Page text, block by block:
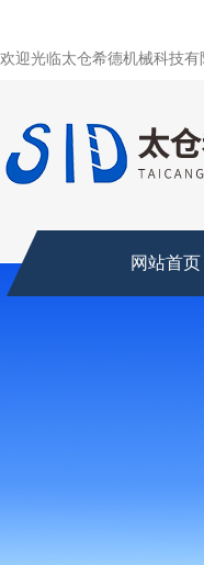
欢迎光临太仓希德机械科技有
网站首页